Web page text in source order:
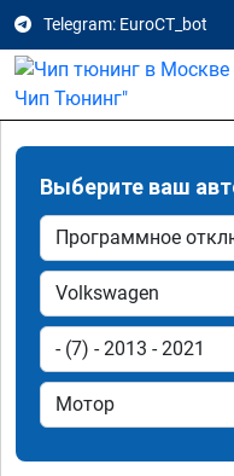
Telegram: EuroCT_bot
Выберите ваш